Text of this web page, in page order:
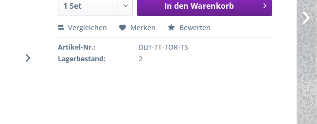
In den Warenkorb
Vergleichen Merken Bewerten
Artikel-Nr.:
DLH-TT-TOR-TS
Lagerbestand:
2